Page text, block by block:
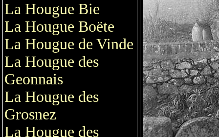
La Hougue Bie
La Hougue Boëte
La Hougue de Vinde
La Hougue des
Geonnais
La Hougue des
Grosnez
La Hougue des